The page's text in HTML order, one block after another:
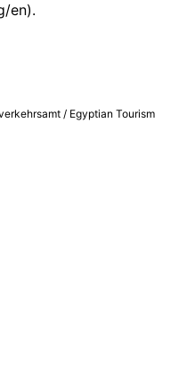
en).
/ Egyptian Tourism